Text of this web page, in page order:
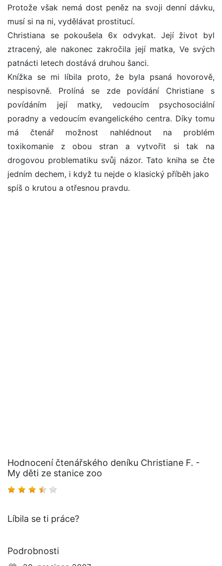
Protože však nemá dost peněz na svoji denní dávku,
musí si na ni, vydělávat prostitucí.
Christiana se pokoušela 6x odvykat. Její život byl
ztracený, ale nakonec zakročila její matka, Ve svých
patnácti letech dostává druhou šanci.
Knížka se mi líbila proto, že byla psaná hovorově,
nespisovně. Prolíná se zde povídání Christiane s
povídáním její matky, vedoucím psychosociální
poradny a vedoucím evangelického centra. Díky tomu
má čtenář možnost nahlédnout na problém
toxikomanie z obou stran a vytvořit si tak na
drogovou problematiku svůj názor. Tato kniha se čte
jedním dechem, i když tu nejde o klasický příběh jako
spíš o krutou a otřesnou pravdu.
Hodnocení čtenářského deníku Christiane F. -
My děti ze stanice zoo
Líbila se ti práce?
Podrobnosti